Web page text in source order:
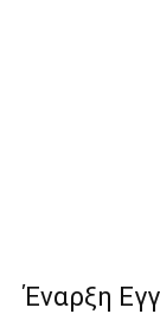
Έναρξη